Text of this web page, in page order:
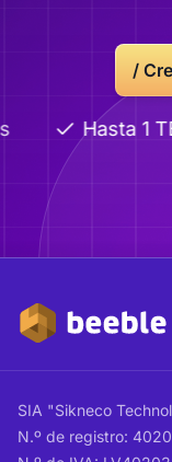
/
Hasta 1
SIA "Sikneco
N.º de registro: